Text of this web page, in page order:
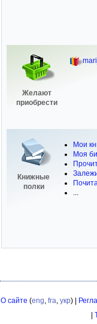
Желают
приобрести
Книжные
полки
Мои
Моя
...
О сайте (eng, fra, укр) |